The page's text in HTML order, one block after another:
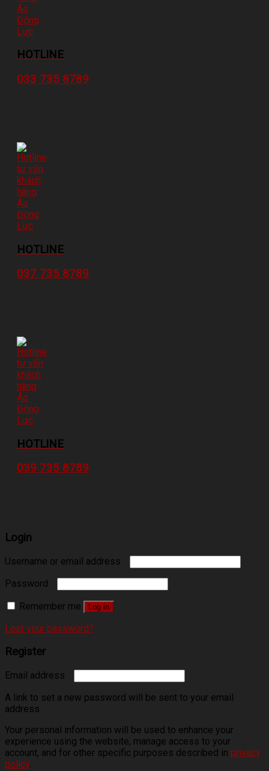
HOTLINE
033 735 8789
HOTLINE
037 735 8789
HOTLINE
039 735 8789
Login
Username or email address
Password
Remember me
Log in
Lost your password?
Register
Email address
A link to set a new password will be sent to your email
address.
Your personal information will be used to enhance your
experience using the website, manage access to your
account, and for other specific purposes described in privacy
policy.